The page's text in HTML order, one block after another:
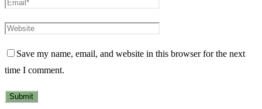
Save my name, email, and website in this browser for the next
time I comment.